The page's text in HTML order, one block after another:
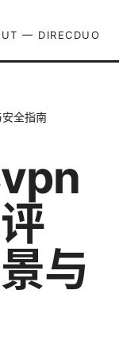
— DIRECDUO
全指南
与